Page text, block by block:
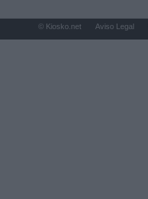
© Kiosko.net Aviso Legal